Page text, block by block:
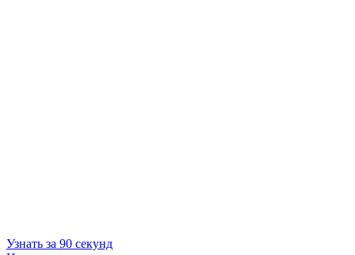
Узнать за 90 секунд